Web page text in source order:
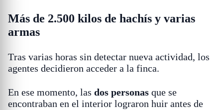
Más de 2.500 kilos de hachís y varias
armas
Tras varias horas sin detectar nueva actividad, los
agentes decidieron acceder a la finca.
En ese momento, las dos personas que se
encontraban en el interior lograron huir antes de